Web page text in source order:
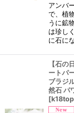
アンバ
で、植
うに鉱
は珍し
に石に
【石の
ートパ
ブラジ
然石 パ
[